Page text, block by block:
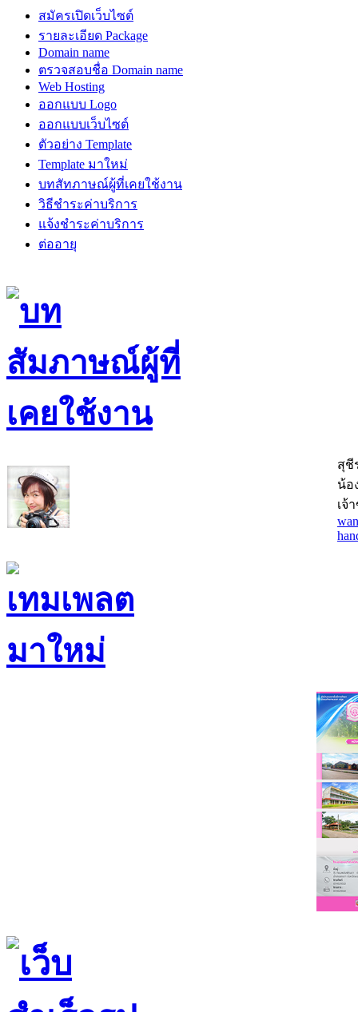
สมัครเปิดเว็บไซต์
รายละเอียด Package
Domain name
ตรวจสอบชื่อ Domain name
Web Hosting
ออกแบบ Logo
ออกแบบเว็บไซต์
ตัวอย่าง Template
Template มาใหม่
บทสัทภาษณ์ผู้ที่เคยใช้งาน
วิธีชำระค่าบริการ
แจ้งชำระค่าบริการ
ต่ออายุ
สุชี
น้อ
เจ้